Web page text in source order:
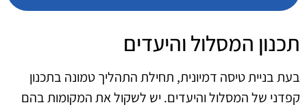
תכנון המסלול והיעדים
בעת בניית טיסה דמיונית, תחילת התהליך טמונה בתכנון
קפדני של המסלול והיעדים. יש לשקול את המקומות בהם